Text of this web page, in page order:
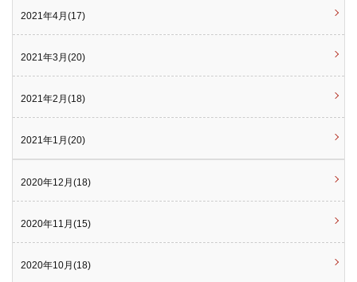
2021年4月(17)
2021年3月(20)
2021年2月(18)
2021年1月(20)
2020年12月(18)
2020年11月(15)
2020年10月(18)